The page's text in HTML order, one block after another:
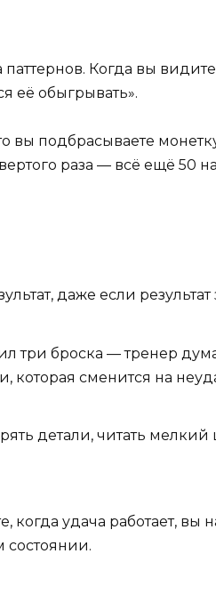
Когда вы
её обыгрывать».
вы подбрасываете
раза — всё ещё 50
даже если результат
три броска — тренер
которая сменится на
детали, читать
когда удача работает, вы